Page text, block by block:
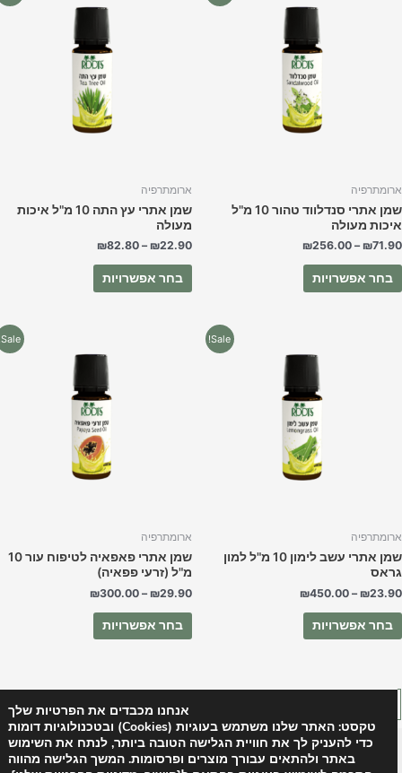
שמן אתרי סנדלווד טהור 10 מ"ל
מעולה
₪
–
₪256.00
בחר אפשרויות
זה
מספר
סוגים.
ניתן
לבחור
את
ארומתרפיה
שמן אתרי עץ התה 10 מ"ל איכות
מעולה
₪22.90
–
₪82.80
בחר אפשרויות
זה
מספר
סוגים.
ניתן
לבחור
את
Sale!
שמן אתרי עשב לימון 10 מ"ל למון
₪
–
₪450.00
בחר אפשרויות
זה
מספר
סוגים.
ניתן
לבחור
את
Sale!
ארומתרפיה
שמן אתרי פאפאיה לטיפוח עור 10
מ"ל (זרעי פפאיה)
₪29.90
–
₪300.00
בחר אפשרויות
זה
מספר
סוגים.
ניתן
לבחור
את
Copyright © 2026 רוטס בוטניקל - Roots | Powered by
Astra
אנחנו מכבדים את הפרטיות שלך
טקסט: האתר שלנו משתמש בעוגיות (Cookies) ובטכנולוגיות דומות
כדי להעניק לך את חוויית הגלישה הטובה ביותר, לנתח את השימוש
באתר ולהתאים עבורך מוצרים ופרסומות. המשך הגלישה מהווה